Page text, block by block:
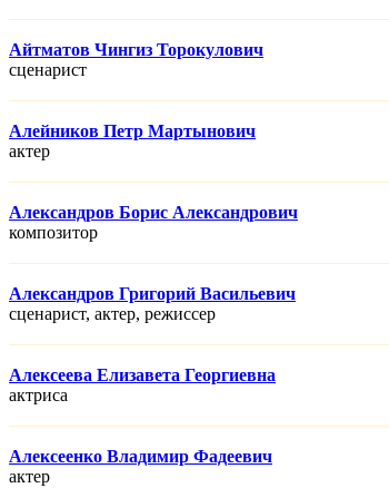
Айтматов Чингиз Торокулович
сценарист
Алейников Петр Мартынович
актер
Александров Борис Александрович
композитор
Александров Григорий Васильевич
сценарист, актер, режисcер
Алексеева Елизавета Георгиевна
актриса
Алексеенко Владимир Фадеевич
актер